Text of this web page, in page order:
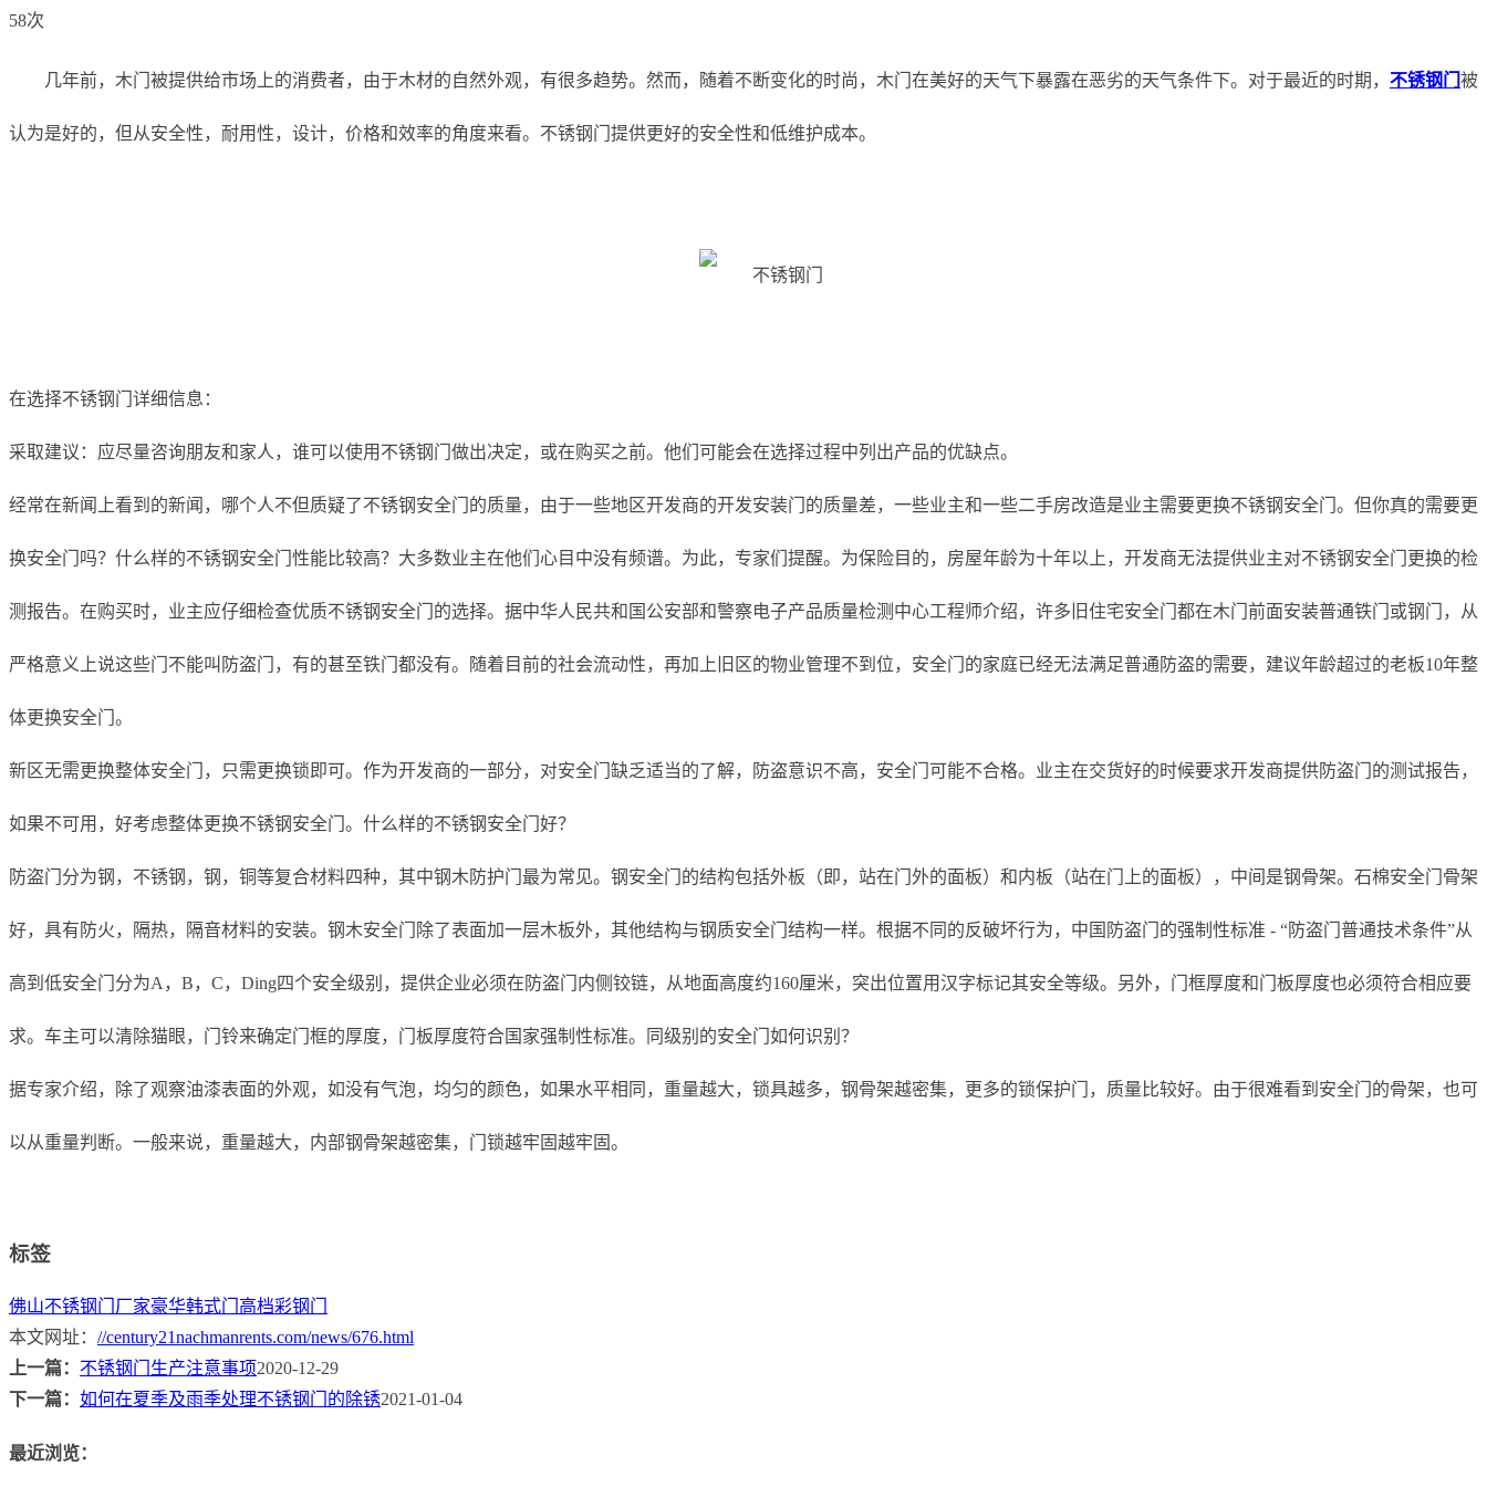
58次
几年前，木门被提供给市场上的消费者，由于木材的自然外观，有很多趋势。然而，随着不断变化的时尚，木门在美好的天气下暴露在恶劣的天气条件下。对于最近的时期， 不锈钢门 被
认为是好的，但从安全性，耐用性，设计，价格和效率的角度来看。不锈钢门提供更好的安全性和低维护成本。
在选择不锈钢门详细信息：
采取建议：应尽量咨询朋友和家人，谁可以使用不锈钢门做出决定，或在购买之前。他们可能会在选择过程中列出产品的优缺点。
经常在新闻上看到的新闻，哪个人不但质疑了不锈钢安全门的质量，由于一些地区开发商的开发安装门的质量差，一些业主和一些二手房改造是业主需要更换不锈钢安全门。但你真的需要更
换安全门吗？什么样的不锈钢安全门性能比较高？大多数业主在他们心目中没有频谱。为此，专家们提醒。为保险目的，房屋年龄为十年以上，开发商无法提供业主对不锈钢安全门更换的检
测报告。在购买时，业主应仔细检查优质不锈钢安全门的选择。据中华人民共和国公安部和警察电子产品质量检测中心工程师介绍，许多旧住宅安全门都在木门前面安装普通铁门或钢门，从
严格意义上说这些门不能叫防盗门，有的甚至铁门都没有。随着目前的社会流动性，再加上旧区的物业管理不到位，安全门的家庭已经无法满足普通防盗的需要，建议年龄超过的老板10年整
体更换安全门。
新区无需更换整体安全门，只需更换锁即可。作为开发商的一部分，对安全门缺乏适当的了解，防盗意识不高，安全门可能不合格。业主在交货好的时候要求开发商提供防盗门的测试报告，
如果不可用，好考虑整体更换不锈钢安全门。什么样的不锈钢安全门好？
防盗门分为钢，不锈钢，钢，铜等复合材料四种，其中钢木防护门最为常见。钢安全门的结构包括外板（即，站在门外的面板）和内板（站在门上的面板），中间是钢骨架。石棉安全门骨架
好，具有防火，隔热，隔音材料的安装。钢木安全门除了表面加一层木板外，其他结构与钢质安全门结构一样。根据不同的反破坏行为，中国防盗门的强制性标准 - “防盗门普通技术条件”从
高到低安全门分为A，B，C，Ding四个安全级别，提供企业必须在防盗门内侧铰链，从地面高度约160厘米，突出位置用汉字标记其安全等级。另外，门框厚度和门板厚度也必须符合相应要
求。车主可以清除猫眼，门铃来确定门框的厚度，门板厚度符合国家强制性标准。同级别的安全门如何识别？
据专家介绍，除了观察油漆表面的外观，如没有气泡，均匀的颜色，如果水平相同，重量越大，锁具越多，钢骨架越密集，更多的锁保护门，质量比较好。由于很难看到安全门的骨架，也可
以从重量判断。一般来说，重量越大，内部钢骨架越密集，门锁越牢固越牢固。
标签
佛山不锈钢门厂家豪华韩式门 高档彩钢门
本文网址： //century21nachmanrents.com/news/676.html
上一篇： 不锈钢门生产注意事项2020-12-29
下一篇： 如何在夏季及雨季处理不锈钢门的除锈2021-01-04
最近浏览：